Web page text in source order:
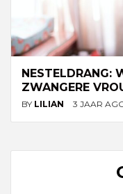
NESTELDRANG:
ZWANGERE
BY LILIAN 3 JAAR